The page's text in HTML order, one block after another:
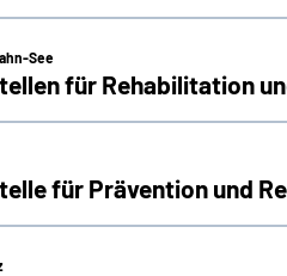
See
für Rehabilitation
für Prävention und